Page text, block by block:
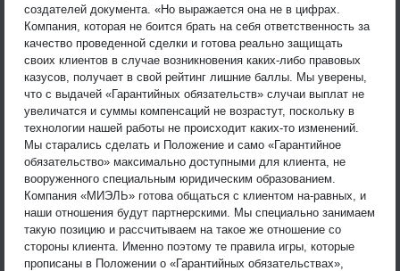
создателей документа. «Но выражается она не в цифрах.
Компания, которая не боится брать на себя ответственность за
качество проведенной сделки и готова реально защищать
своих клиентов в случае возникновения каких-либо правовых
казусов, получает в свой рейтинг лишние баллы. Мы уверены,
что с выдачей «Гарантийных обязательств» случаи выплат не
увеличатся и суммы компенсаций не возрастут, поскольку в
технологии нашей работы не происходит каких-то изменений.
Мы старались сделать и Положение и само «Гарантийное
обязательство» максимально доступными для клиента, не
вооруженного специальным юридическим образованием.
Компания «МИЭЛЬ» готова общаться с клиентом на-равных, и
наши отношения будут партнерскими. Мы специально занимаем
такую позицию и рассчитываем на такое же отношение со
стороны клиента. Именно поэтому те правила игры, которые
прописаны в Положении о «Гарантийных обязательствах»,